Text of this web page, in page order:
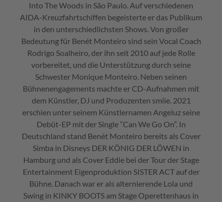
Into The Woods in São Paulo. Auf verschiedenen
AIDA-Kreuzfahrtschiffen begeisterte er das Publikum
in den unterschiedlichsten Shows. Von großer
Bedeutung für Benét Monteiro sind sein Vocal Coach
Rodrigo Soalheiro, der ihn seit 2010 auf jede Rolle
vorbereitet, und die Unterstützung durch seine
Schwester Monique Monteiro. Neben seinen
Bühnenengagements machte er CD-Aufnahmen mit
dem Künstler, DJ und Produzenten smiie. 2021
erschien unter seinem Künstlernamen Angeluz seine
Debüt-EP mit der Single ”Can We Go On”. In
Deutschland stand Benét Monteiro bereits als Cover
Simba in Disneys DER KÖNIG DER LÖWEN in
Hamburg und als Cover Eddie bei der Tour der Stage
Entertainment Eigenproduktion SISTER ACT auf der
Bühne. Danach war er als alternierende Lola und
Swing in KINKY BOOTS am Stage Operettenhaus in